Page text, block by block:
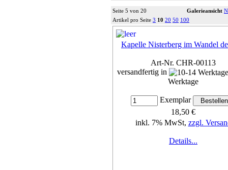
Seite 5 von 20 Galerieansicht
Artikel pro Seite 3 10 20 50 100
Kapelle Nisterberg im Wandel
Art-Nr. CHR-00113
versandfertig in
Werktage
Exemplar
18,50 €
inkl. 7% MwSt, zzgl.
Details...